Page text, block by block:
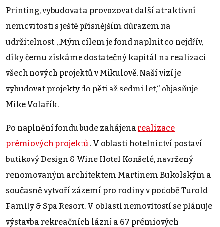
Printing, vybudovat a provozovat další atraktivní
nemovitosti s ještě přísnějším důrazem na
udržitelnost. „Mým cílem je fond naplnit co nejdřív,
díky čemu získáme dostatečný kapitál na realizaci
všech nových projektů v Mikulově. Naší vizí je
vybudovat projekty do pěti až sedmi let,“ objasňuje
Mike Volařík.
Po naplnění fondu bude zahájena realizace
prémiových projektů . V oblasti hotelnictví postaví
butikový Design & Wine Hotel Konšelé, navržený
renomovaným architektem Martinem Bukolským a
současně vytvoří zázemí pro rodiny v podobě Turold
Family & Spa Resort. V oblasti nemovitostí se plánuje
výstavba rekreačních lázní a 67 prémiových